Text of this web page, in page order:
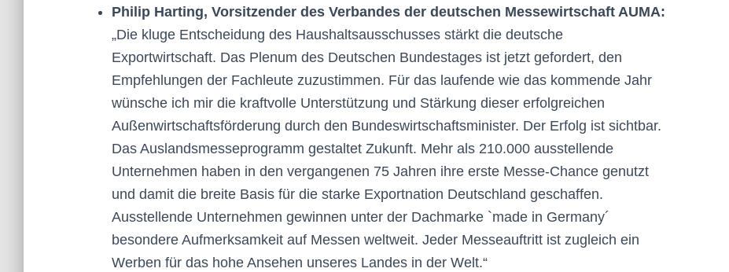
Philip Harting, Vorsitzender des Verbandes der deutschen Messewirtschaft AUMA:
„Die kluge Entscheidung des Haushaltsausschusses stärkt die deutsche
Exportwirtschaft. Das Plenum des Deutschen Bundestages ist jetzt gefordert, den
Empfehlungen der Fachleute zuzustimmen. Für das laufende wie das kommende Jahr
wünsche ich mir die kraftvolle Unterstützung und Stärkung dieser erfolgreichen
Außenwirtschaftsförderung durch den Bundeswirtschaftsminister. Der Erfolg ist sichtbar.
Das Auslandsmesseprogramm gestaltet Zukunft. Mehr als 210.000 ausstellende
Unternehmen haben in den vergangenen 75 Jahren ihre erste Messe-Chance genutzt
und damit die breite Basis für die starke Exportnation Deutschland geschaffen.
Ausstellende Unternehmen gewinnen unter der Dachmarke `made in Germany´
besondere Aufmerksamkeit auf Messen weltweit. Jeder Messeauftritt ist zugleich ein
Werben für das hohe Ansehen unseres Landes in der Welt.“